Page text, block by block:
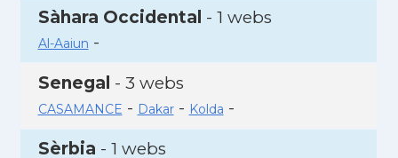
Sàhara Occidental - 1 webs
Al-Aaiun -
Senegal - 3 webs
CASAMANCE - Dakar- Kolda -
Sèrbia - 1 webs